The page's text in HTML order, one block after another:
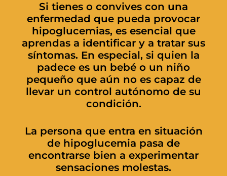
Si tienes o convives con una
enfermedad que pueda provocar
hipoglucemias, es esencial que
aprendas a identificar y a tratar sus
síntomas. En especial, si quien la
padece es un bebé o un niño
pequeño que aún no es capaz de
llevar un control autónomo de su
condición.
La persona que entra en situación
de hipoglucemia pasa de
encontrarse bien a experimentar
sensaciones molestas.